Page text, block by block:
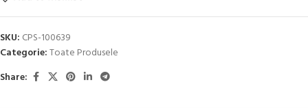
SKU: CPS-100639
Categorie:Toate Produsele
Share: